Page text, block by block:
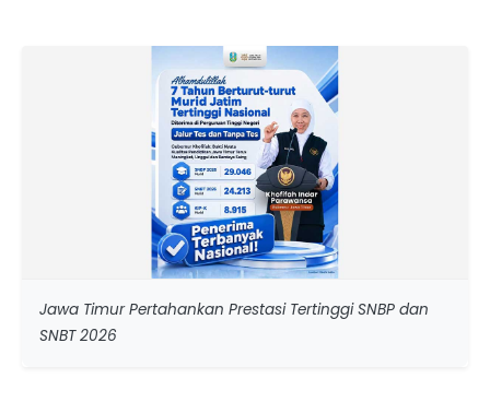
Jawa Timur Pertahankan Prestasi Tertinggi SNBP dan
SNBT 2026